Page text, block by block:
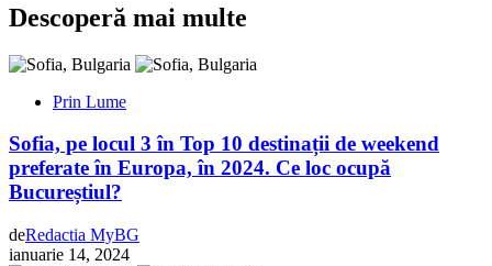
Descoperă mai multe
Prin Lume
Sofia, pe locul 3 în Top 10 destinații de weekend
preferate în Europa, în 2024. Ce loc ocupă
Bucureștiul?
deRedactia MyBG
ianuarie 14, 2024